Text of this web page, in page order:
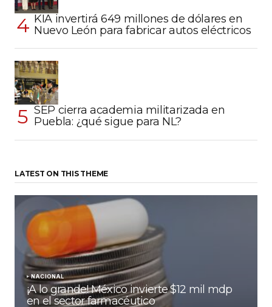
KIA invertirá 649 millones de dólares en
Nuevo León para fabricar autos eléctricos
SEP cierra academia militarizada en
Puebla: ¿qué sigue para NL?
LATEST ON THIS THEME
NACIONAL
¡A lo grande! México invierte $12 mil mdp
en el sector farmacéutico